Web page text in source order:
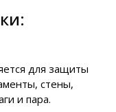
для защиты
стены,
и пара.